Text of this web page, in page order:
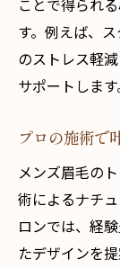
ことで得られ
す。例えば、
のストレス軽
サポートします
プロの施術で
メンズ眉毛の
術によるナチ
ロンでは、経
たデザインを